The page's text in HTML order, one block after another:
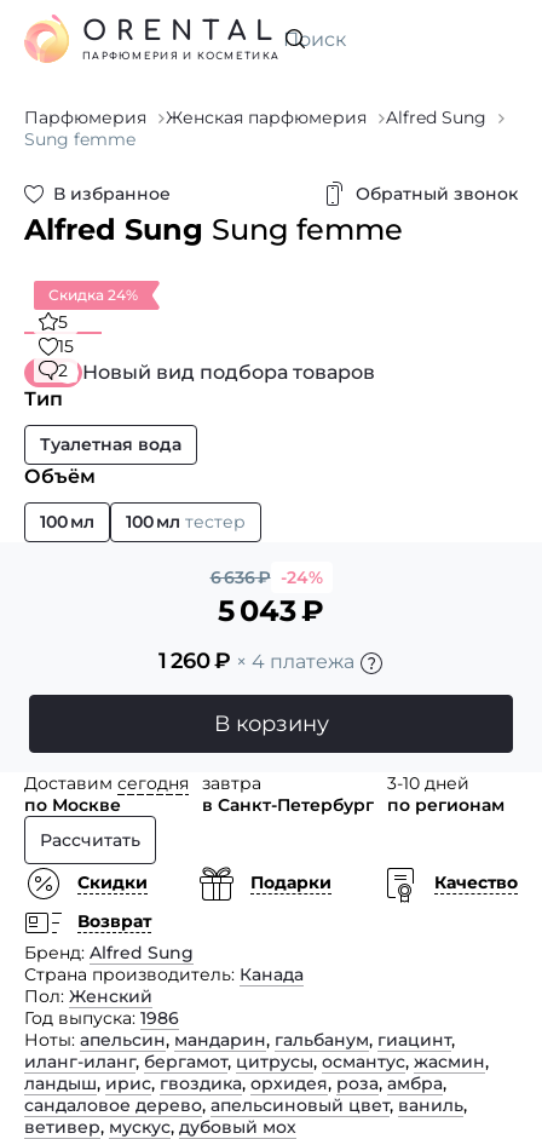
Искать
ORENTAL
ПАРФЮМЕРИЯ И КОСМЕТИКА
Парфюмерия Женская парфюмерия
Alfred Sung
Sung femme
В избранное Обратный звонок
Alfred Sung Sung femme
Скидка 24%
5
15
2
Новый вид подбора товаров
Тип
Туалетная вода
Объём
100 мл 100 мл тестер
6 636₽ -24%
5 043₽
1 260₽ × 4 платежа
В корзину
Доставим сегодня
по Москве
завтра
в Санкт-Петербург
3-10 дней
по регионам
Рассчитать
Скидки
Подарки
Качество
Возврат
Бренд Alfred Sung
Страна производитель Канада
Пол Женский
Год выпуска 1986
Ноты апельсин, мандарин, гальбанум, гиацинт,
иланг-иланг, бергамот, цитрусы, османтус, жасмин,
ландыш, ирис, гвоздика, орхидея, роза, амбра,
сандаловое дерево, апельсиновый цвет, ваниль,
ветивер, мускус, дубовый мох